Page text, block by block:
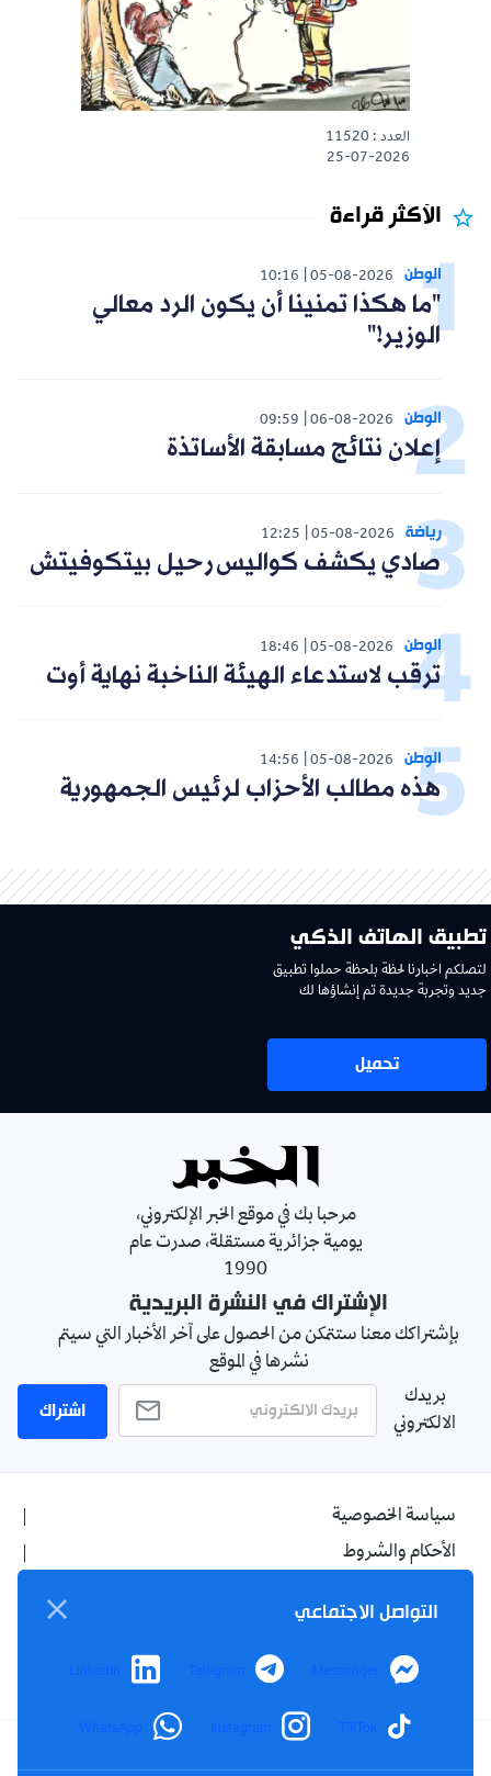
العدد : 11520
25-07-2026
الأكثر قراءة
الوطن 05-08-2026
10:16
"ما هكذا تمنينا أن يكون الرد معالي
الوزير!"
الوطن 06-08-2026
09:59
إعلان نتائج مسابقة الأساتذة
رياضة 05-08-2026
12:25
صادي يكشف كواليس رحيل بيتكوفيتش
الوطن 05-08-2026
18:46
ترقب لاستدعاء الهيئة الناخبة نهاية أوت
الوطن 05-08-2026
14:56
هذه مطالب الأحزاب لرئيس الجمهورية
تطبيق الهاتف الذكي
لتصلكم اخبارنا لحظة بلحظة حملوا تطبيق
جديد وتجربة جديدة تم إنشاؤها لك
تحميل
مرحبا بك في موقع الخبر الإلكتروني،
يومية جزائرية مستقلة، صدرت عام
1990
الإشتراك في النشرة البريدية
بإشتراكك معنا ستتمكن من الحصول على آخر الأخبار التي سيتم
نشرها في الموقع
بريدك
الالكتروني
اشتراك
سياسة الخصوصية
الأحكام والشروط
اتصل بنا
من نحن
التواصل الاجتماعي
Messenger
Telegram
LinkedIn
TikTok
Instagram
WhatsApp